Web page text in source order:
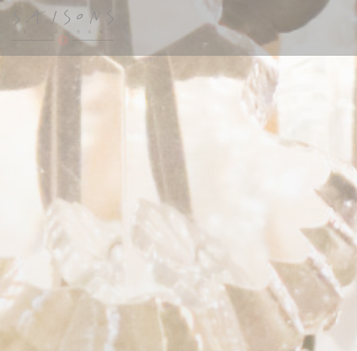
Cookies beheer paneel